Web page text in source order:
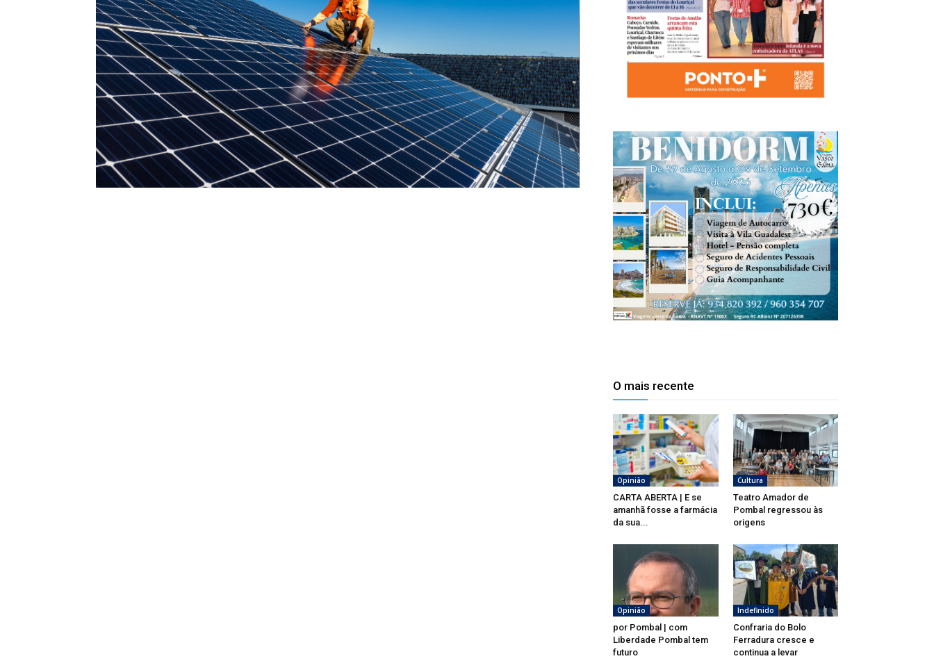
O mais recente
Opinião
CARTA ABERTA | E se
amanhã fosse a farmácia
da sua...
Cultura
Teatro Amador de
Pombal regressou às
origens
Opinião
por Pombal | com
Liberdade Pombal tem
futuro
Indefinido
Confraria do Bolo
Ferradura cresce e
continua a levar